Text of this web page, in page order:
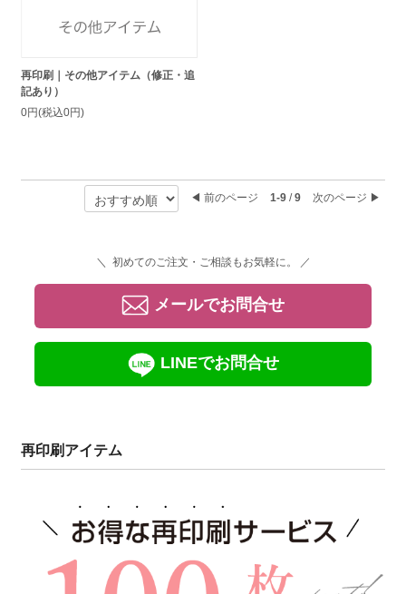
再印刷｜その他アイテム（修正・追
記あり）
0円(税込0円)
◀︎ 前のページ 1-9/9 次のページ ▶︎
＼ 初めてのご注文・ご相談もお気軽に。 ／
メールでお問合せ
LINEでお問合せ
再印刷アイテム